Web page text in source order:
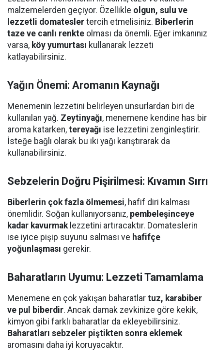
malzemelerden geçiyor. Özellikle olgun, sulu ve
lezzetli domatesler tercih etmelisiniz. Biberlerin
taze ve canlı renkte olması da önemli. Eğer imkanınız
varsa, köy yumurtası kullanarak lezzeti
katlayabilirsiniz.
Yağın Önemi: Aromanın Kaynağı
Menemenin lezzetini belirleyen unsurlardan biri de
kullanılan yağ. Zeytinyağı, menemene kendine has bir
aroma katarken, tereyağı ise lezzetini zenginleştirir.
İsteğe bağlı olarak bu iki yağı karıştırarak da
kullanabilirsiniz.
Sebzelerin Doğru Pişirilmesi: Kıvamın Sırrı
Biberlerin çok fazla ölmemesi, hafif diri kalması
önemlidir. Soğan kullanıyorsanız, pembeleşinceye
kadar kavurmaklezzetini artıracaktır. Domateslerin
ise iyice pişip suyunu salması ve hafifçe
yoğunlaşması gerekir.
Baharatların Uyumu: Lezzeti Tamamlama
Menemene en çok yakışan baharatlar tuz, karabiber
ve pul biberdir. Ancak damak zevkinize göre kekik,
kimyon gibi farklı baharatlar da ekleyebilirsiniz.
Baharatları sebzeler piştikten sonra eklemek
aromasını daha iyi koruyacaktır.